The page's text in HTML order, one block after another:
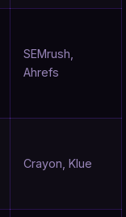
SEMrush,
Ahrefs
Crayon, Klue